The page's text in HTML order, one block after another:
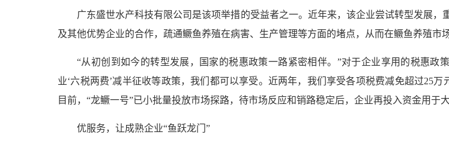
广东盛世水产科技有限公司是该项举措的受益者之一。近年来，该企业尝试转型发展
及其他优势企业的合作，疏通鳜鱼养殖在病害、生产管理等方面的堵点，从而在鳜鱼养殖市
“从初创到如今的转型发展，国家的税惠政策一路紧密相伴。”对于企业享用的税惠
业‘六税两费’减半征收等政策，我们都可以享受。近两年，我们享受各项税费减免超过25
目前，“龙鳜一号”已小批量投放市场探路，待市场反应和销路稳定后，企业再投入资金用于大
优服务，让成熟企业“鱼跃龙门”